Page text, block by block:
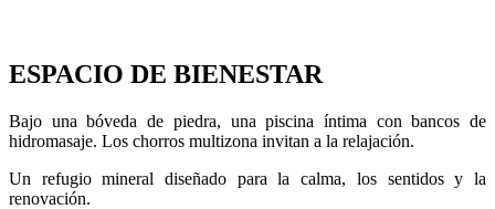
ESPACIO DE BIENESTAR
Bajo una bóveda de piedra, una piscina íntima con bancos de
hidromasaje. Los chorros multizona invitan a la relajación.
Un refugio mineral diseñado para la calma, los sentidos y la
renovación.